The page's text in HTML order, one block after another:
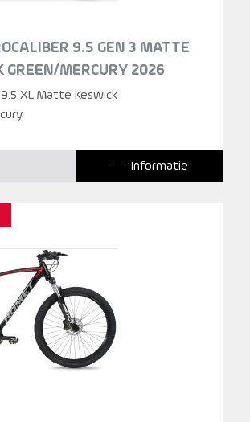
9.5 GEN 3 MATTE
GREEN/MERCURY 2026
XL Matte Keswick
Informatie